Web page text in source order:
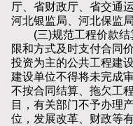
厅、省财政厅、省交通
河北银监局、河北保监
(三)规范工程价款结
限和方式及时支付合同
投资为主的公共工程建
建设单位不得将未完成
不按合同结算、拖欠工
目，有关部门不予办理
位，发展改革、财政等